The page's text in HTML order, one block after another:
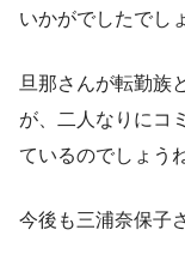
いかがでしたでし
旦那さんが転勤族
が、二人なりにコ
ているのでしょう
今後も三浦奈保子